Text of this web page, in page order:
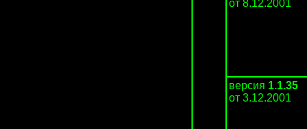
от 8.12.2001
версия 1.1.35
от 3.12.2001